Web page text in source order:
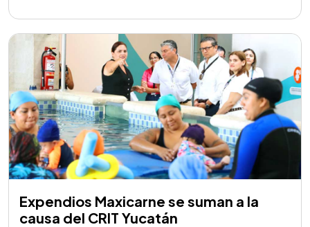
Expendios Maxicarne se suman a la
causa del CRIT Yucatán